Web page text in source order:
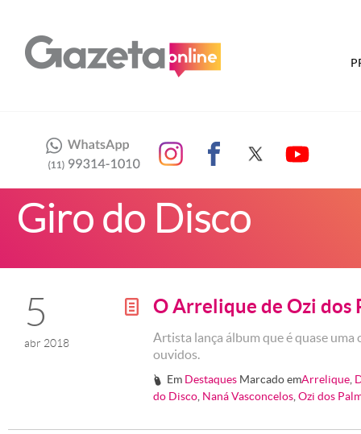
Giro do Disco
5
abr 2018
g O Arrelique de Ozi dos
Artista lança álbum que é quase uma
ouvidos.
# Em Destaques Marcado emArrelique
do Disco Naná Vasconcelos Ozi dos